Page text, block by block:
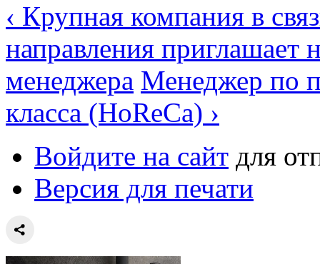
‹ Крупная компания в
направления приглашает
менеджера Менеджер по
класса (HoReCa) ›
Войдите на сайт для
Версия для печати